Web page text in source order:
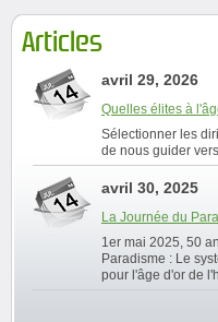
Articles
avril 29, 2026
Quelles élites à
Sélectionner les
de nous guider
avril 30, 2025
La Journée du
1er mai 2025, 50
Paradisme : Le
pour l'âge d'or de